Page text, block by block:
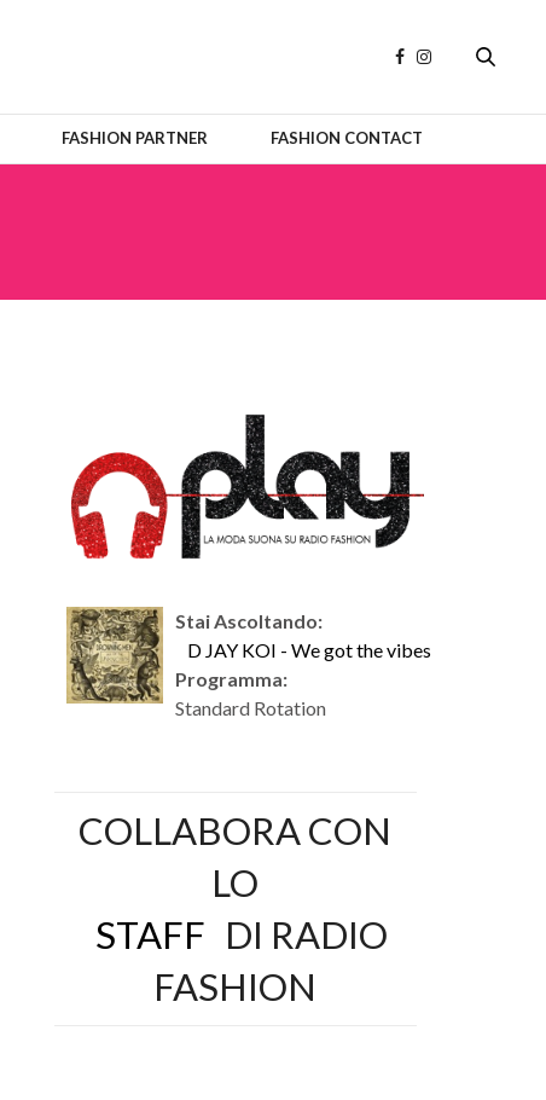
FASHION PARTNER FASHION CONTACT
Stai Ascoltando:
D JAY KOI - We got the vibes
Programma:
Standard Rotation
COLLABORA CON
LO
STAFF DI RADIO
FASHION